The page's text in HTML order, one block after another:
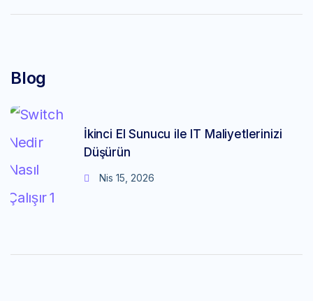
Blog
İkinci El Sunucu ile IT Maliyetlerinizi
Düşürün
Nis 15, 2026